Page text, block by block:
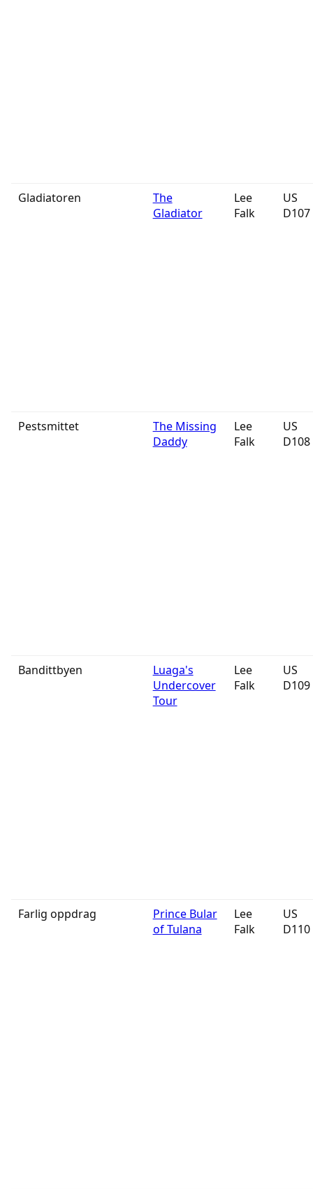
Gladiatoren
The
Gladiator
Lee
Falk
US
D107
Pestsmittet
The Missing
Daddy
Lee
Falk
US
D108
Bandittbyen
Luaga's
Undercover
Tour
Lee
Falk
US
D109
Farlig oppdrag
Prince Bular
of Tulana
Lee
Falk
US
D110